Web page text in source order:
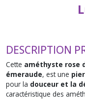
DESCRIPTION
Cette améthyste rose
émeraude, est une
pour la douceur et la
caractéristique des